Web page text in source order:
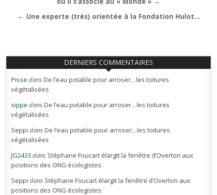
l’article
← Une experte (très) orientée à la Fondation Hulot…
DERNIERS COMMENTAIRES
Pisse dansDe l’eau potable pour arroser…les toitures
végétalisées
sippe dansDe l’eau potable pour arroser…les toitures
végétalisées
Seppi dansDe l’eau potable pour arroser…les toitures
végétalisées
JG2433 dans Stéphane Foucart élargit la fenêtre d’Overton aux
positions des ONG écologistes.
Seppi dans Stéphane Foucart élargit la fenêtre d’Overton aux
positions des ONG écologistes.